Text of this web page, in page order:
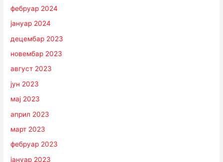
фебруар 2024
јануар 2024
децембар 2023
новембар 2023
август 2023
јун 2023
мај 2023
април 2023
март 2023
фебруар 2023
јануар 2023